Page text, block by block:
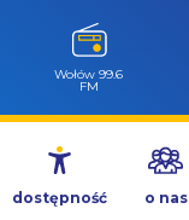
Przejdź
treści
Wołów 99.6
FM
dostępność o nas